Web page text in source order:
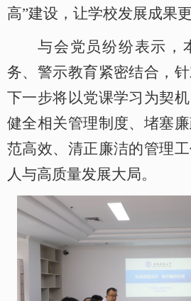
高”建设，让学校发展成果
与会党员纷纷表示，
务、警示教育紧密结合，针
下一步将以党课学习为契
健全相关管理制度、堵塞
范高效、清正廉洁的管理
人与高质量发展大局。